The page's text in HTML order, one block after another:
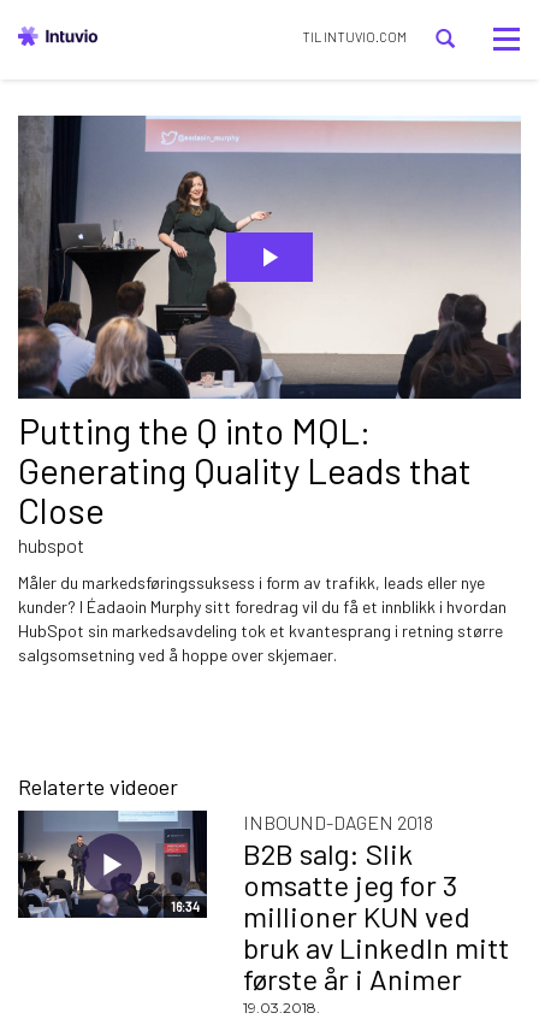
TIL INTUVIO.COM
Putting the Q into MQL:
Generating Quality Leads that
Close
hubspot
Måler du markedsføringssuksess i form av trafikk, leads eller nye
kunder? I Éadaoin Murphy sitt foredrag vil du få et innblikk i hvordan
HubSpot sin markedsavdeling tok et kvantesprang i retning større
salgsomsetning ved å hoppe over skjemaer.
Relaterte videoer
16:34
INBOUND-DAGEN 2018
B2B salg: Slik
omsatte jeg for 3
millioner KUN ved
bruk av LinkedIn mitt
første år i Animer
19.03.2018.